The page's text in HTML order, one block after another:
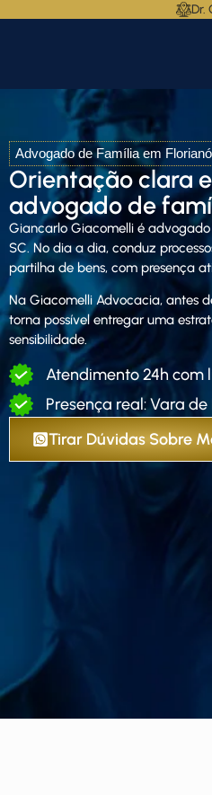
Dr.
Advogado de Família em
Orientação clara
advogado de
Giancarlo Giacomelli é advogado
SC. No dia a dia, conduz
partilha de bens, com presença
Na Giacomelli Advocacia, antes
torna possível entregar uma
sensibilidade.
Atendimento 24h
Presença real: Vara
Tirar Dúvidas Sobre